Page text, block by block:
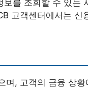
를 조회할 수 있는
고객센터에서는
며, 고객의 금융 상